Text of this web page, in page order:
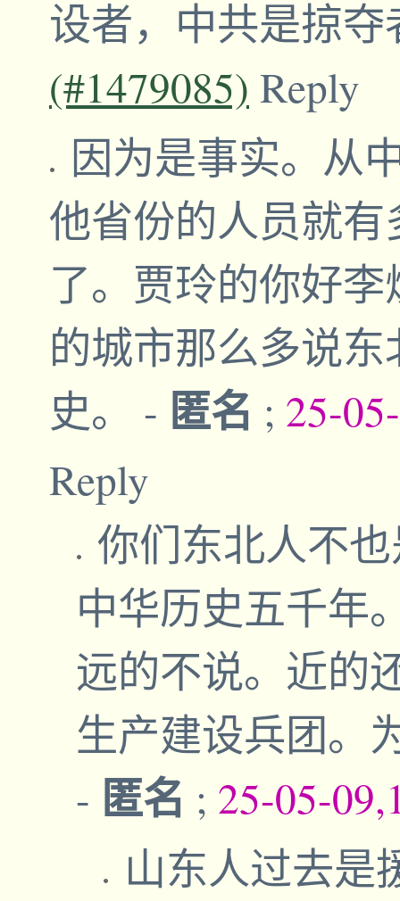
设者，中共是掠
(#1479085) Reply
因为是事实。从
他省份的人员就
了。贾玲的你好
的城市那么多说
史。 - 匿名 ; 25-
Reply
你们东北人不
中华历史五千年
远的不说。近的
生产建设兵团。
- 匿名 ; 25-05-
山东人过去是